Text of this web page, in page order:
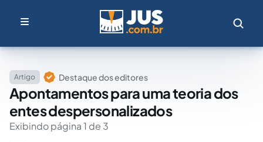
Artigo Destaque dos editores
Apontamentos para uma teoria dos
entes despersonalizados
Exibindo página 1 de 3